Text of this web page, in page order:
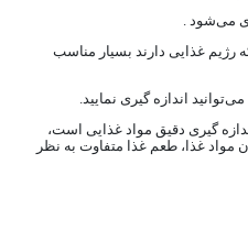
می‌شود .
رژیم غذایی دارند بسیار مناسب
اندازه گیری نمایید.
گیری دقیق مواد غذایی است،
غذا، طعم غذا متفاوت به نظر